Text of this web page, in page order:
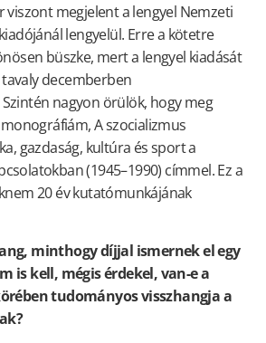
viszont megjelent a lengyel Nemzeti
lengyelül. Erre a kötetre
büszke, mert a lengyel kiadását
decemberben
nagyon örülök, hogy meg
A szocializmus
gazdaság, kultúra és sport a
(1945–1990) címmel. Ez a
20 év kutatómunkájának
minthogy díjjal ismernek el egy
is kell, mégis érdekel, van-e a
tudományos visszhangja a